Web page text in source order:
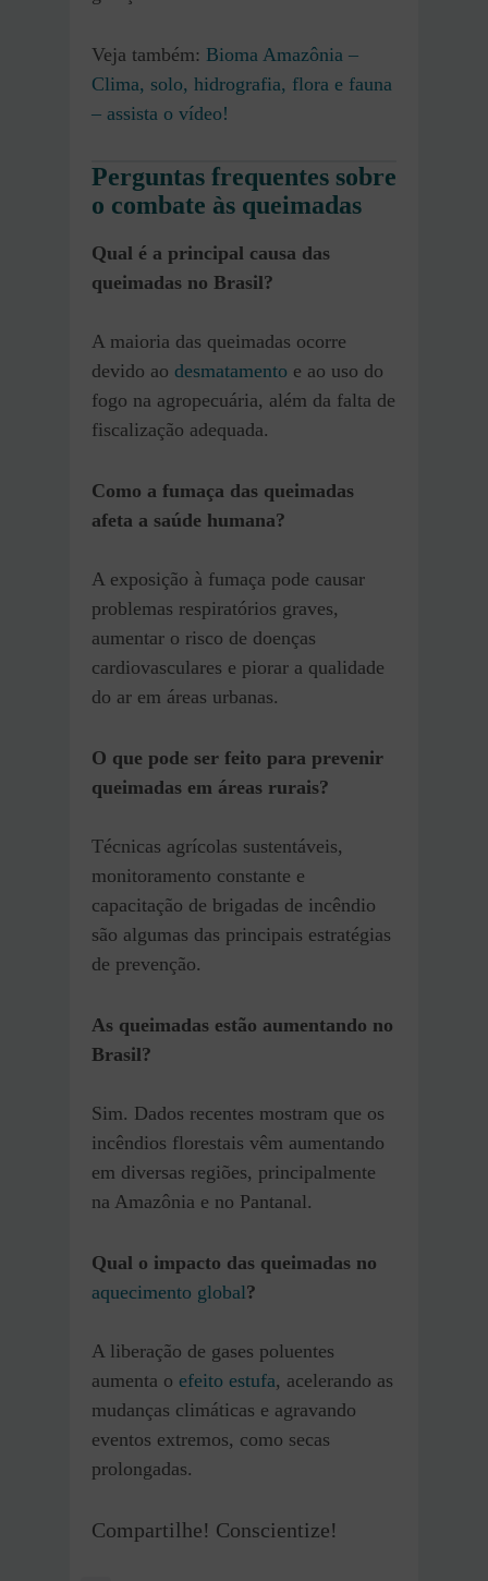
Veja também: Bioma Amazônia –
Clima, solo, hidrografia, flora e fauna
– assista o vídeo!
Perguntas frequentes sobre
o combate às queimadas
Qual é a principal causa das
queimadas no Brasil?
A maioria das queimadas ocorre
devido ao desmatamento e ao uso do
fogo na agropecuária, além da falta de
fiscalização adequada.
Como a fumaça das queimadas
afeta a saúde humana?
A exposição à fumaça pode causar
problemas respiratórios graves,
aumentar o risco de doenças
cardiovasculares e piorar a qualidade
do ar em áreas urbanas.
O que pode ser feito para prevenir
queimadas em áreas rurais?
Técnicas agrícolas sustentáveis,
monitoramento constante e
capacitação de brigadas de incêndio
são algumas das principais estratégias
de prevenção.
As queimadas estão aumentando no
Brasil?
Sim. Dados recentes mostram que os
incêndios florestais vêm aumentando
em diversas regiões, principalmente
na Amazônia e no Pantanal.
Qual o impacto das queimadas no
aquecimento global?
A liberação de gases poluentes
aumenta o efeito estufa, acelerando as
mudanças climáticas e agravando
eventos extremos, como secas
prolongadas.
Compartilhe! Conscientize!